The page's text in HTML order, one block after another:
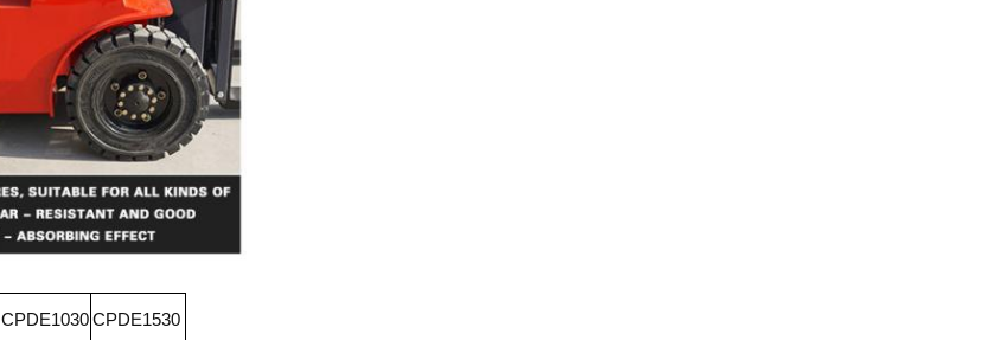
CPDE1030CPDE1530